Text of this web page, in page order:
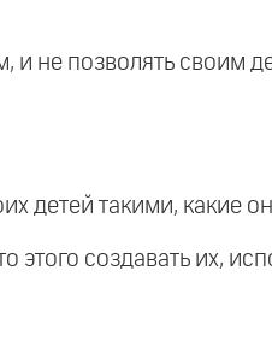
и не позволять своим
детей такими, какие
этого создавать их,